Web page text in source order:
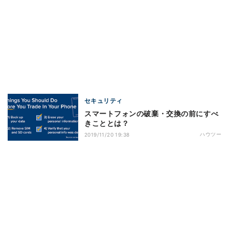
セキュリティ
スマートフォンの破棄・交換の前にすべ
きこととは？
2019/11/20 19:38 ハウツー